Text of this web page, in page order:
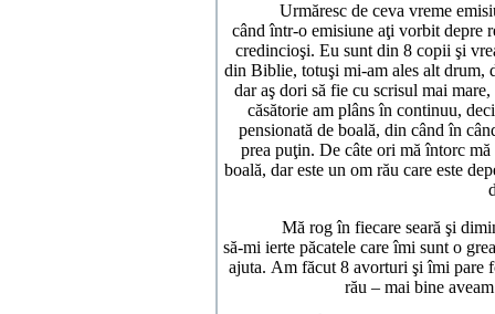
Urmăresc de ceva vreme
când într-o emisiune aţi vorbit depre
credincioşi. Eu sunt din 8 copii şi
din Biblie, totuşi mi-am ales alt drum,
dar aş dori să fie cu scrisul mai
căsătorie am plâns în continuu,
pensionată de boală, din când în
prea puţin. De câte ori mă întorc
boală, dar este un om rău care este
Mă rog în fiecare seară şi
să-mi ierte păcatele care îmi sunt o
ajuta. Am făcut 8 avorturi şi îmi pare
rău – mai bine